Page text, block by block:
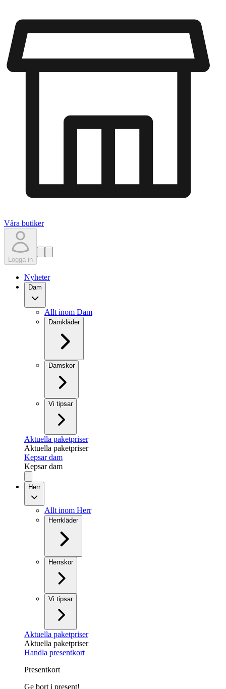
Våra butiker
Logga in
Nyheter
Dam
Allt inom Dam
Damkläder
Damskor
Vi tipsar
Aktuella paketpriser
Aktuella paketpriser
Kepsar dam
Kepsar dam
Herr
Allt inom Herr
Herrkläder
Herrskor
Vi tipsar
Aktuella paketpriser
Aktuella paketpriser
Handla presentkort
Presentkort
Ge bort i present!